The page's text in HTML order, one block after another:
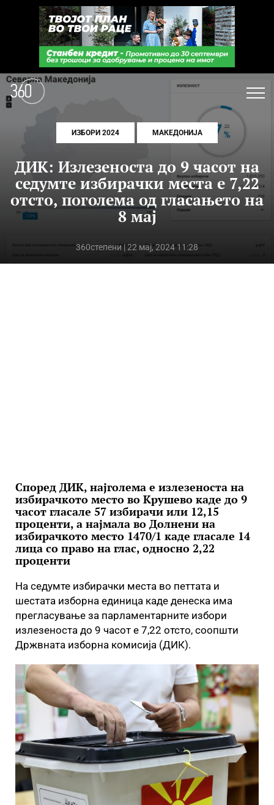
ИЗБОРИ 2024 МАКЕДОНИЈА
ДИК: Излезеноста до 9 часот на
седумте избирачки места е 7,22
отсто, поголема од гласањето на
8 мај
360степени | 22 мај, 2024 11:28
Според ДИК, најголема е излезеноста на
избирачкото место во Крушево каде до 9
часот гласале 57 избирачи или 12,15
проценти, а најмала во Долнени на
избирачкото место 1470/1 каде гласале 14
лица со право на глас, односно 2,22
проценти
На седумте избирачки места во петтата и
шестата изборна единица каде денеска има
прегласување за парламентарните избори
излезеноста до 9 часот е 7,22 отсто, соопшти
Држвната изборна комисија (ДИК).